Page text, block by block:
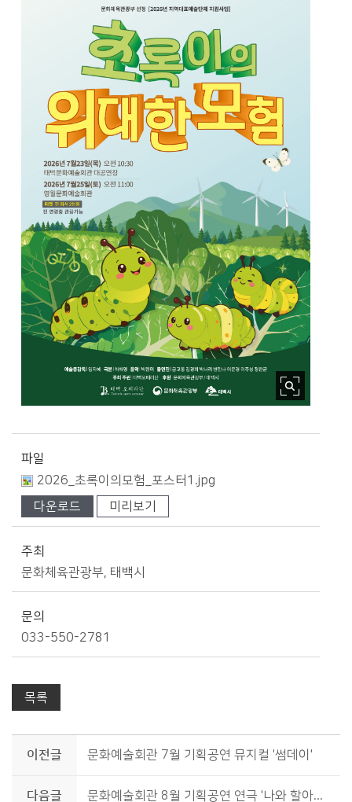
파일
2026_초록이의모험_포스터1.jpg
다운로드
미리보기
주최
문화체육관광부, 태백시
문의
033-550-2781
목록
이전글 문화예술회관 7월 기획공연 뮤지컬 '썸데이'
다음글 문화예술회관 8월 기획공연 연극 '나와 할아버지'